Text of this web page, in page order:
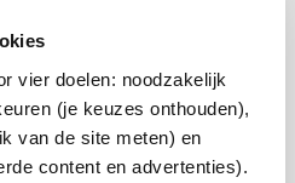
vier doelen: noodzakelijk
(je keuzes onthouden),
van de site meten) en
content en advertenties).
reviews